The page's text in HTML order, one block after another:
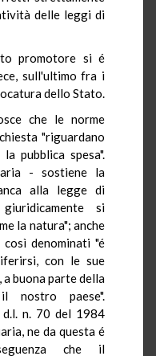
delle leggi di
promotore si é
sull'ultimo fra i
dello Stato.
che le norme
"riguardano
pubblica spesa".
- sostiene la
alla legge di
si
la natura"; anche
denominati "é
con le sue
a buona parte della
nostro paese".
n. 70 del 1984
ne da questa é
che il